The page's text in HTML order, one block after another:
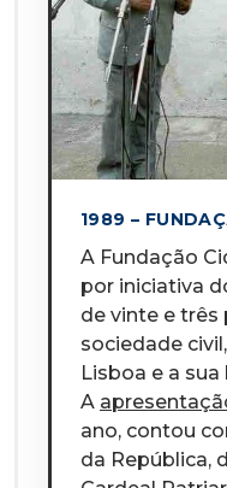
1989 –
A Fundação
por iniciativa
de vinte e três
sociedade
Lisboa e a
A
ano, contou
da República,